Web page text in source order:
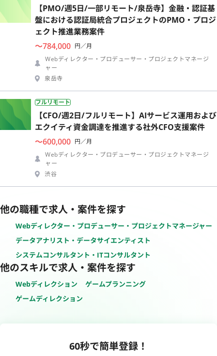
【PMO/週5日/一部リモート/泉岳寺】金融・認証基
盤における認証局統合プロジェクトのPMO・プロジ
ェクト推進業務案件
〜784,000 円／月
Webディレクター・プロデューサー・プロジェクトマネージ
ャー
泉岳寺
フルリモート
【CFO/週2日/フルリモート】AIサービス運用および
エクイティ資金調達を推進する社外CFO支援案件
〜600,000 円／月
Webディレクター・プロデューサー・プロジェクトマネージ
ャー
渋谷
他の職種で求人・案件を探す
Webディレクター・プロデューサー・プロジェクトマネージャー
データアナリスト・データサイエンティスト
システムコンサルタント・ITコンサルタント
他のスキルで求人・案件を探す
Webディレクション
ゲームプランニング
ゲームディレクション
60秒で簡単登録！